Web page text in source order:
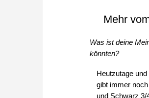
Mehr
Was ist deine
könnten?
Heutzutage
gibt immer
und Schwarz 3/